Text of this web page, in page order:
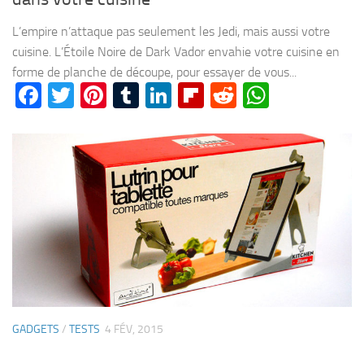
L’empire n’attaque pas seulement les Jedi, mais aussi votre
cuisine. L’Étoile Noire de Dark Vador envahie votre cuisine en
forme de planche de découpe, pour essayer de vous...
Facebook
Twitter
Pinterest
Tumblr
LinkedIn
Flipboard
Reddit
GADGETS / TESTS 4 FÉV, 2015